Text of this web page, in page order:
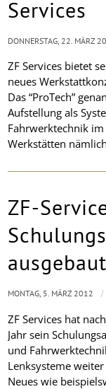
Services
ZF Services bietet
neues
Das “ProTech”
Aufstellung als
Fahrwerktechnik
Werkstätten
DONNERSTAG, 22. MÄRZ
ZF-
ausgebaut
ZF Services hat
Jahr sein
und
Lenksysteme
Neues wie
MONTAG, 5. MÄRZ 2012 /